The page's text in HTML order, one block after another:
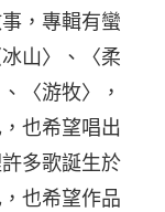
，專輯有蠻
山〉、〈柔
〈游牧〉，
也希望唱出
多歌誕生於
也希望作品